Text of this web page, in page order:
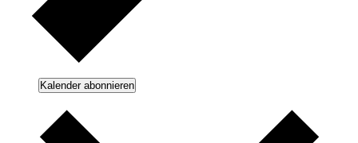
Kalender abonnieren